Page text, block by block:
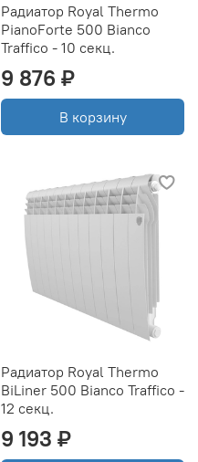
Радиатор Royal Thermo
PianoForte 500 Bianco
Traffico - 10 секц.
9 876 ₽
В корзину
Радиатор Royal Thermo
BiLiner 500 Bianco Traffico -
12 секц.
9 193 ₽